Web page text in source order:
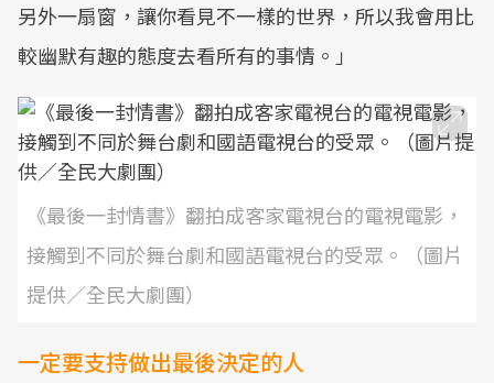
另外一扇窗，讓你看見不一樣的世界，所以我會用比
較幽默有趣的態度去看所有的事情。」
《最後一封情書》翻拍成客家電視台的電視電影，
接觸到不同於舞台劇和國語電視台的受眾。（圖片
提供／全民大劇團）
一定要支持做出最後決定的人